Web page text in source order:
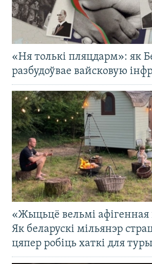
«Ня толькі пляцдарм»: як
разбудоўвае вайсковую
«Жыцьцё вельмі
Як беларускі мільянэр
цяпер робіць хаткі для